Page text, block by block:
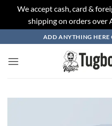
We accept cash, card &
shipping on orders over
to
content
ADD ANYTHING HERE